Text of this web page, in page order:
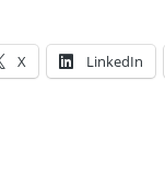
X LinkedIn